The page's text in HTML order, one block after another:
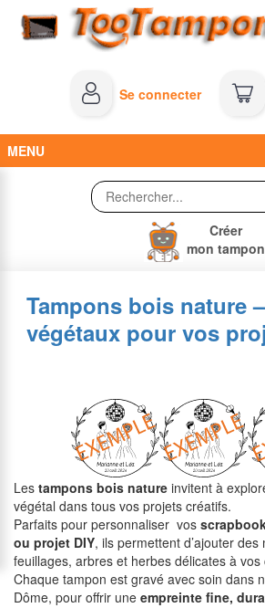
Se connecter
MENU
Créer
mon tampon
Tampons bois nature
végétaux pour vos
Les tampons bois nature invitent à
végétal dans tous vos projets créatifs.
Parfaits pour personnaliser vos
ou projet DIY, ils permettent d’ajouter des
feuillages, arbres et herbes délicates à vos
Chaque tampon est gravé avec soin dans
Dôme, pour offrir une empreinte fine,